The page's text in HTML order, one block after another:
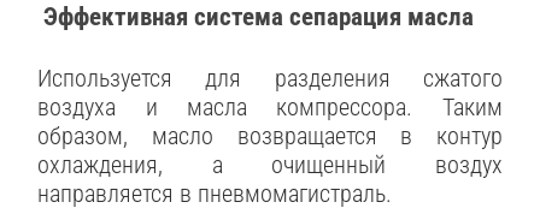
Эффективная система сепарация масла
Используется для разделения сжатого
воздуха и масла компрессора. Таким
образом, масло возвращается в контур
охлаждения, а очищенный воздух
направляется в пневмомагистраль.